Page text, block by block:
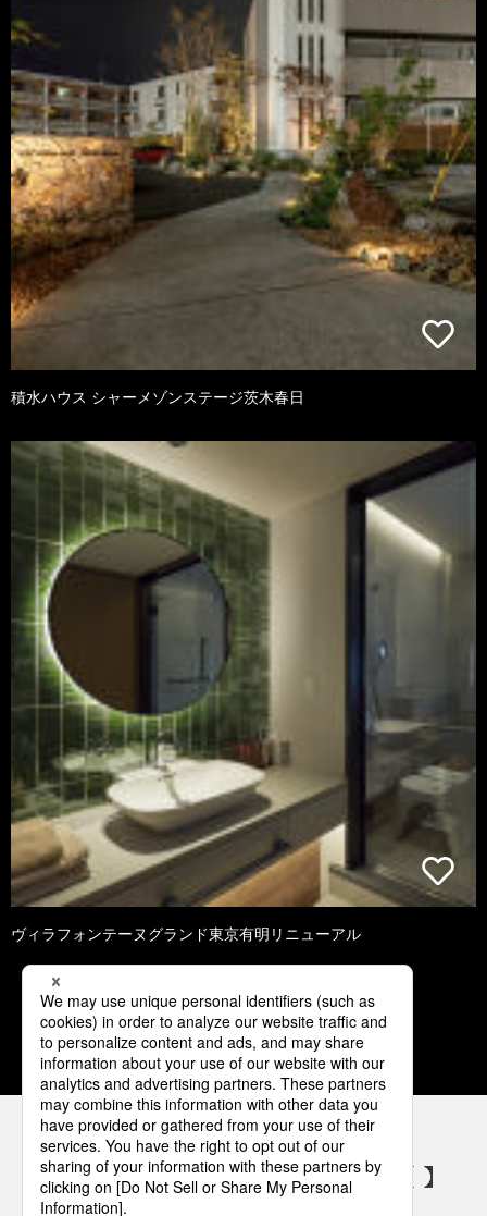
積水ハウス シャーメゾンステージ茨木春日
ヴィラフォンテーヌグランド東京有明リニューアル
1 2 3 4 5
パナソニックの電気設備 SNSアカウント